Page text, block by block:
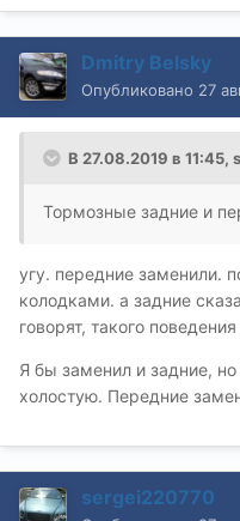
Dmitry Belsky
Опубликовано 27
В 27.08.2019 в 11:45,
Тормозные задние и
угу. передние заменили.
колодками. а задние
говорят, такого
Я бы заменил и задние, но
холостую. Передние
sergei220770